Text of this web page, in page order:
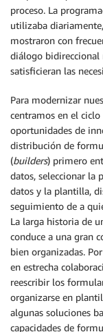
proceso. La
utilizaba
mostraron con
diálogo bidireccional
satisficieran las
Para modernizar
centramos en el
oportunidades de
distribución de
(builders) primero
datos, seleccionar la
datos y la plantilla,
seguimiento de a
La larga historia de
conduce a una gran
bien organizadas.
en estrecha
reescribir los
organizarse en
algunas soluciones
capacidades de